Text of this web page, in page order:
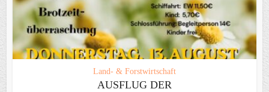
Land- & Forstwirtschaft
AUSFLUG DER